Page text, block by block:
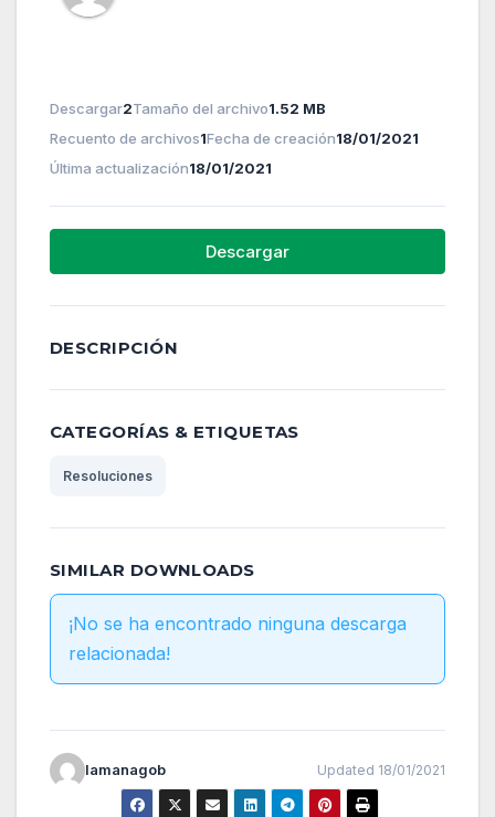
Descargar2Tamaño del archivo1.52 MB
Recuento de archivos1Fecha de creación18/01/2021
Última actualización18/01/2021
Descargar
DESCRIPCIÓN
CATEGORÍAS & ETIQUETAS
Resoluciones
SIMILAR DOWNLOADS
¡No se ha encontrado ninguna descarga
relacionada!
lamanagob Updated 18/01/2021